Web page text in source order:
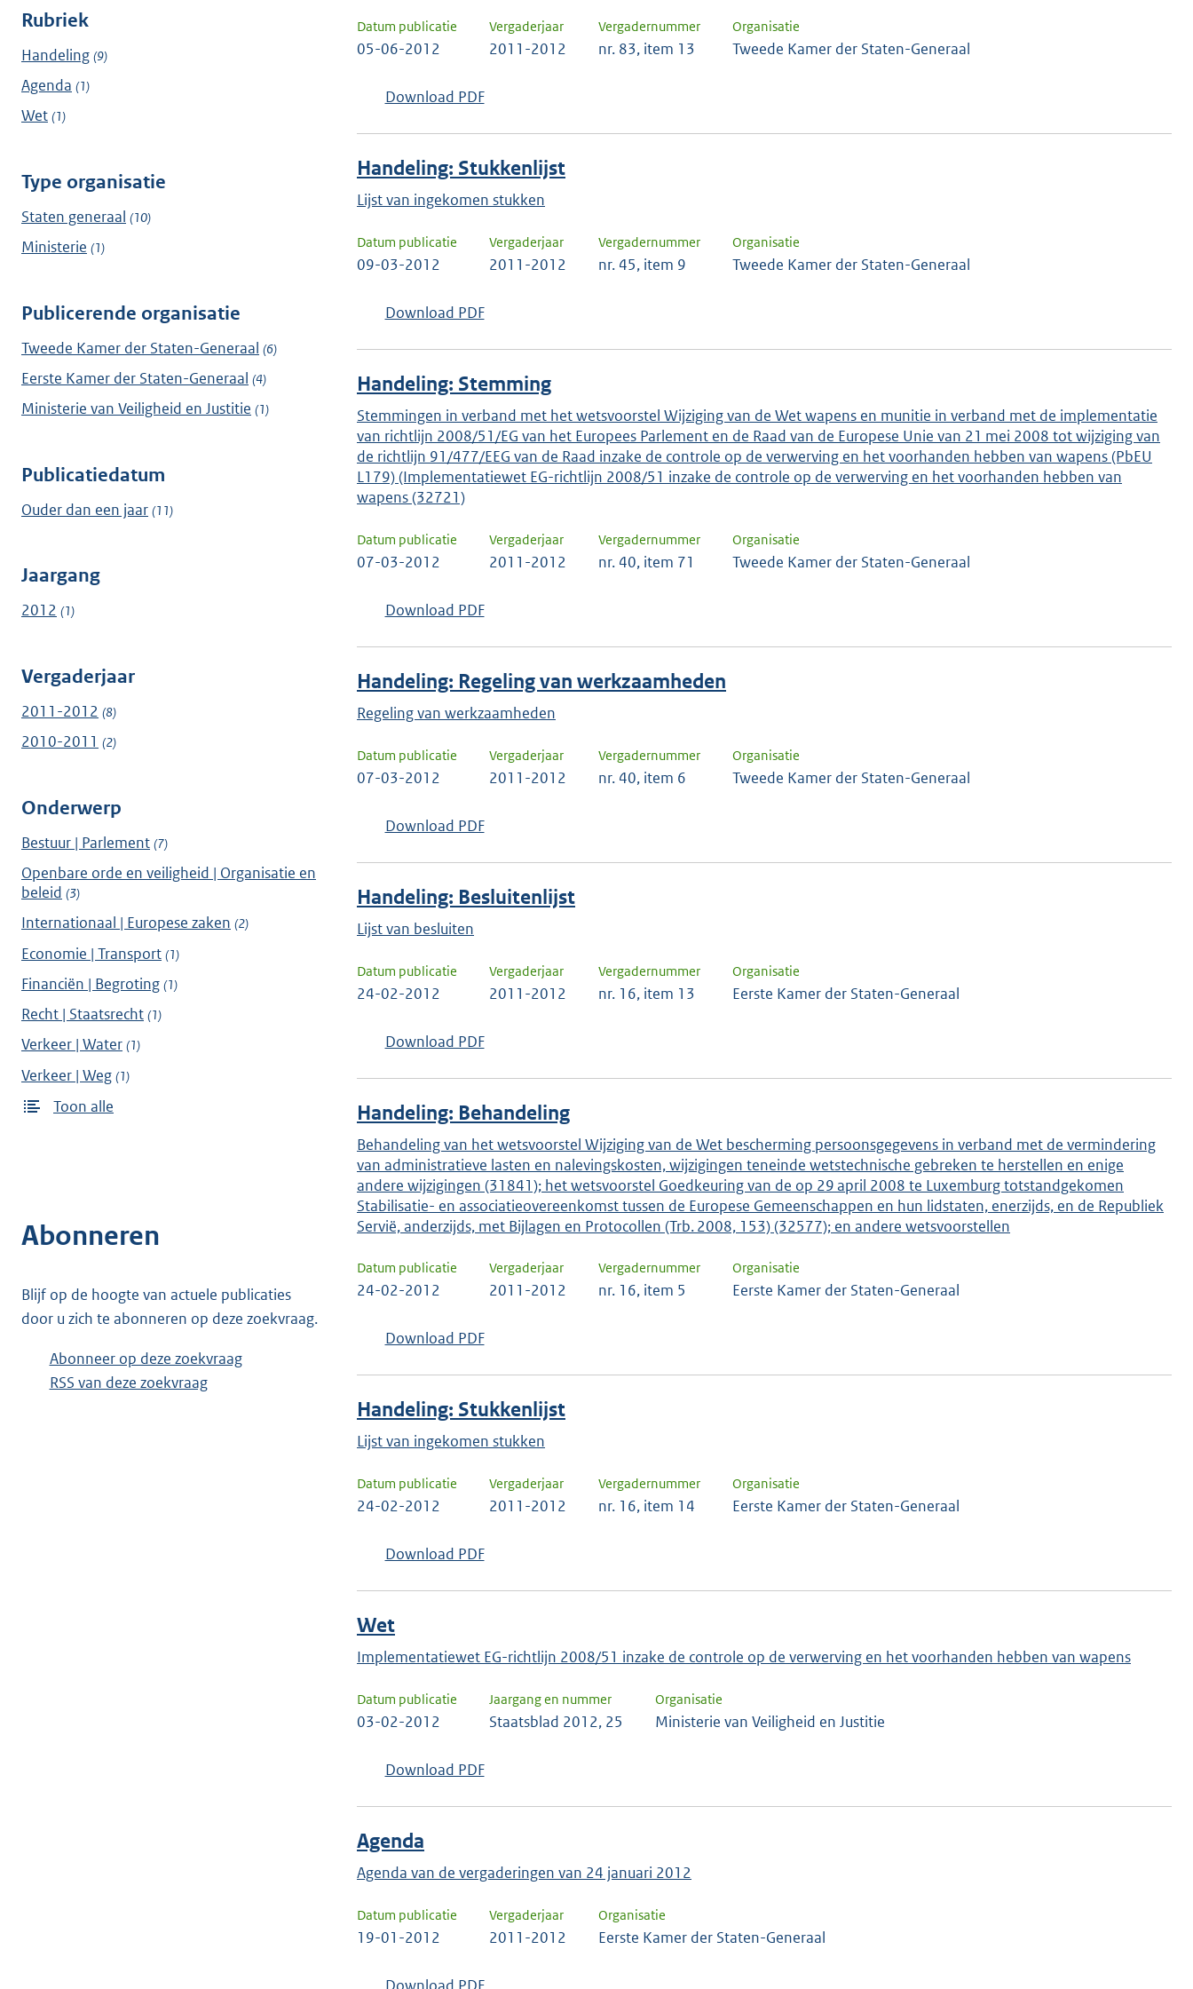
uw
keuze
Rubriek
Handeling (9)
Agenda (1)
Wet (1)
Type organisatie
Staten generaal (10)
Ministerie (1)
Publicerende organisatie
Tweede Kamer der Staten-Generaal (6)
Eerste Kamer der Staten-Generaal (4)
Ministerie van Veiligheid en Justitie (1)
Publicatiedatum
Ouder dan een jaar (11)
Jaargang
2012 (1)
Vergaderjaar
2011-2012 (8)
2010-2011 (2)
Onderwerp
Bestuur | Parlement (7)
Openbare orde en veiligheid | Organisatie en
beleid (3)
Internationaal | Europese zaken (2)
Economie | Transport (1)
Financiën | Begroting (1)
Recht | Staatsrecht (1)
Verkeer | Water (1)
Verkeer | Weg (1)
Toon alle
Abonneren
Blijf op de hoogte van actuele publicaties
door u zich te abonneren op deze zoekvraag.
Abonneer op deze zoekvraag
RSS van deze zoekvraag
Datum publicatie
05-06-2012
Vergaderjaar
2011-2012
Vergadernummer
nr. 83, item 13
Organisatie
Tweede Kamer der Staten-Generaal
Download PDF
Handeling: Stukkenlijst
Lijst van ingekomen stukken
Datum publicatie
09-03-2012
Vergaderjaar
2011-2012
Vergadernummer
nr. 45, item 9
Organisatie
Tweede Kamer der Staten-Generaal
Download PDF
Handeling: Stemming
Stemmingen in verband met het wetsvoorstel Wijziging van de Wet wapens en munitie in verband met de implementatie
van richtlijn 2008/51/EG van het Europees Parlement en de Raad van de Europese Unie van 21 mei 2008 tot wijziging van
de richtlijn 91/477/EEG van de Raad inzake de controle op de verwerving en het voorhanden hebben van wapens (PbEU
L179) (Implementatiewet EG-richtlijn 2008/51 inzake de controle op de verwerving en het voorhanden hebben van
wapens (32721)
Datum publicatie
07-03-2012
Vergaderjaar
2011-2012
Vergadernummer
nr. 40, item 71
Organisatie
Tweede Kamer der Staten-Generaal
Download PDF
Handeling: Regeling van werkzaamheden
Regeling van werkzaamheden
Datum publicatie
07-03-2012
Vergaderjaar
2011-2012
Vergadernummer
nr. 40, item 6
Organisatie
Tweede Kamer der Staten-Generaal
Download PDF
Handeling: Besluitenlijst
Lijst van besluiten
Datum publicatie
24-02-2012
Vergaderjaar
2011-2012
Vergadernummer
nr. 16, item 13
Organisatie
Eerste Kamer der Staten-Generaal
Download PDF
Handeling: Behandeling
Behandeling van het wetsvoorstel Wijziging van de Wet bescherming persoonsgegevens in verband met de vermindering
van administratieve lasten en nalevingskosten, wijzigingen teneinde wetstechnische gebreken te herstellen en enige
andere wijzigingen (31841); het wetsvoorstel Goedkeuring van de op 29 april 2008 te Luxemburg totstandgekomen
Stabilisatie- en associatieovereenkomst tussen de Europese Gemeenschappen en hun lidstaten, enerzijds, en de Republiek
Servië, anderzijds, met Bijlagen en Protocollen (Trb. 2008, 153) (32577); en andere wetsvoorstellen
Datum publicatie
24-02-2012
Vergaderjaar
2011-2012
Vergadernummer
nr. 16, item 5
Organisatie
Eerste Kamer der Staten-Generaal
Download PDF
Handeling: Stukkenlijst
Lijst van ingekomen stukken
Datum publicatie
24-02-2012
Vergaderjaar
2011-2012
Vergadernummer
nr. 16, item 14
Organisatie
Eerste Kamer der Staten-Generaal
Download PDF
Wet
Implementatiewet EG-richtlijn 2008/51 inzake de controle op de verwerving en het voorhanden hebben van wapens
Datum publicatie
03-02-2012
Jaargang en nummer
Staatsblad 2012, 25
Organisatie
Ministerie van Veiligheid en Justitie
Download PDF
Agenda
Agenda van de vergaderingen van 24 januari 2012
Datum publicatie
19-01-2012
Vergaderjaar
2011-2012
Organisatie
Eerste Kamer der Staten-Generaal